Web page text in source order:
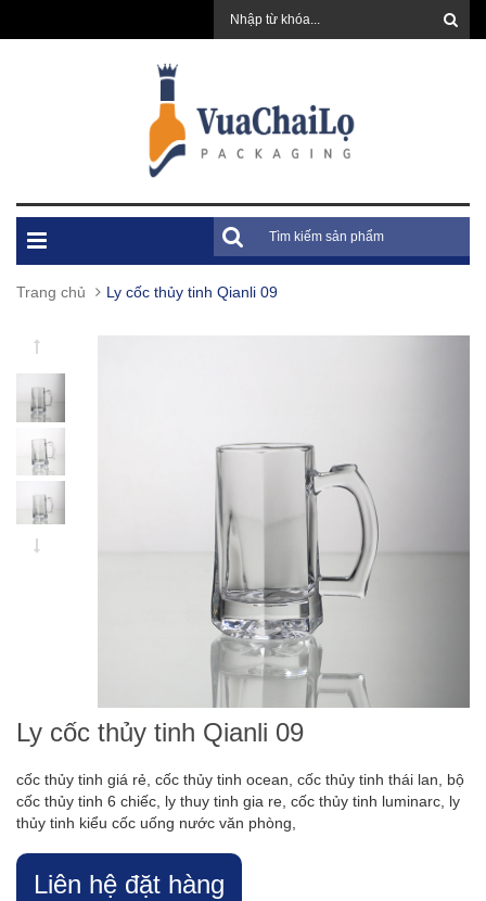
Trang chủ Ly cốc thủy tinh Qianli 09
Ly cốc thủy tinh Qianli 09
cốc thủy tinh giá rẻ, cốc thủy tinh ocean, cốc thủy tinh thái lan, bộ
cốc thủy tinh 6 chiếc, ly thuy tinh gia re, cốc thủy tinh luminarc, ly
thủy tinh kiểu cốc uống nước văn phòng,
Liên hệ đặt hàng